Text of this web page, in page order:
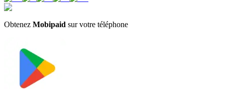
Obtenez Mobipaid sur votre téléphone